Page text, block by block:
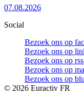
07.08.2026
Social
Bezoek ons op
Bezoek ons op
Bezoek ons op
Bezoek ons op
Bezoek ons op
© 2026 Euractiv FR